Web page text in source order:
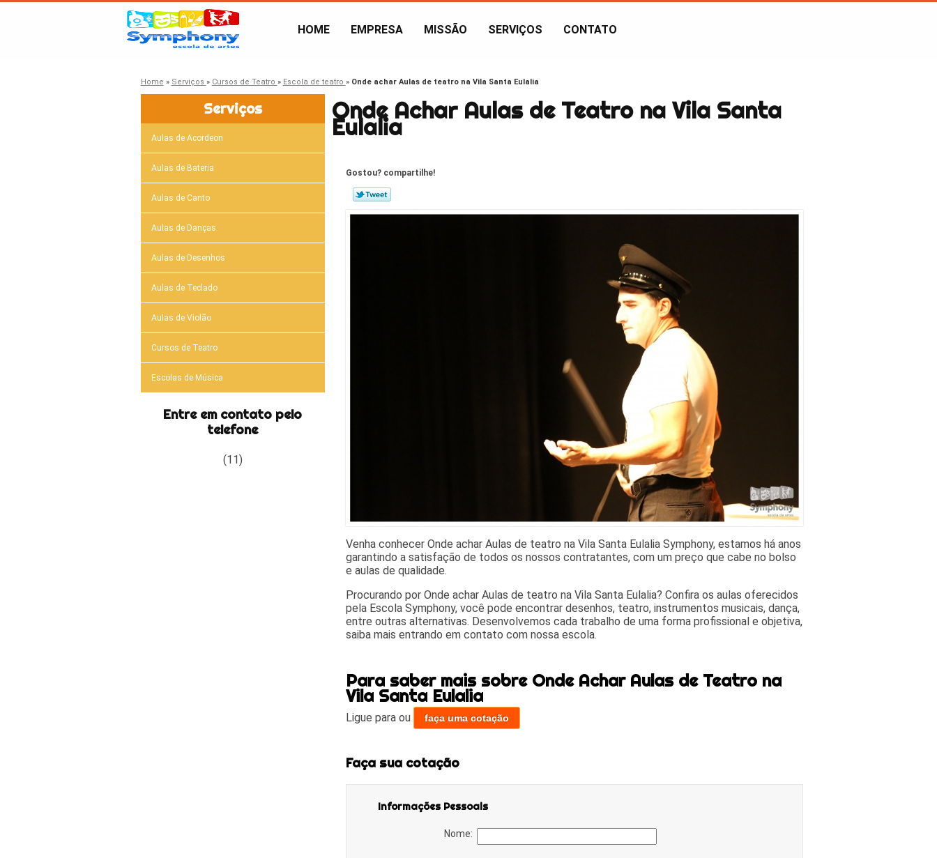
HOME EMPRESA MISSÃO SERVIÇOS CONTATO
Home » Serviços » Cursos de Teatro » Escola de teatro » Onde achar Aulas de teatro na Vila Santa Eulalia
Serviços
Aulas de Acordeon
Aulas de Bateria
Aulas de Canto
Aulas de Danças
Aulas de Desenhos
Aulas de Teclado
Aulas de Violão
Cursos de Teatro
Escolas de Música
Entre em contato pelo
telefone
(11)
Onde Achar Aulas de Teatro na Vila Santa
Eulalia
Gostou? compartilhe!
Venha conhecer Onde achar Aulas de teatro na Vila Santa Eulalia Symphony, estamos há anos
garantindo a satisfação de todos os nossos contratantes, com um preço que cabe no bolso
e aulas de qualidade.
Procurando por Onde achar Aulas de teatro na Vila Santa Eulalia? Confira os aulas oferecidos
pela Escola Symphony, você pode encontrar desenhos, teatro, instrumentos musicais, dança,
entre outras alternativas. Desenvolvemos cada trabalho de uma forma profissional e objetiva,
saiba mais entrando em contato com nossa escola.
Para saber mais sobre Onde Achar Aulas de Teatro na
Vila Santa Eulalia
Ligue para ou faça uma cotação
Faça sua cotação
Informações Pessoais
Nome: